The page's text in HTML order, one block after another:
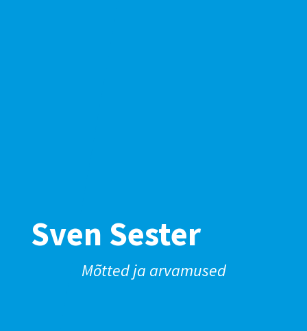
Sven Sester
Mõtted ja arvamused